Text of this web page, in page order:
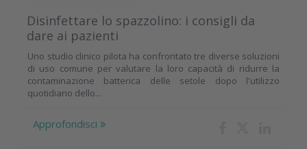
Disinfettare lo spazzolino: i consigli da
dare ai pazienti
Uno studio clinico pilota ha confrontato tre diverse soluzioni
di uso comune per valutare la loro capacità di ridurre la
contaminazione batterica delle setole dopo l'utilizzo
quotidiano dello...
Approfondisci